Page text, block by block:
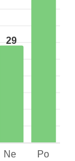
29
Ne Po